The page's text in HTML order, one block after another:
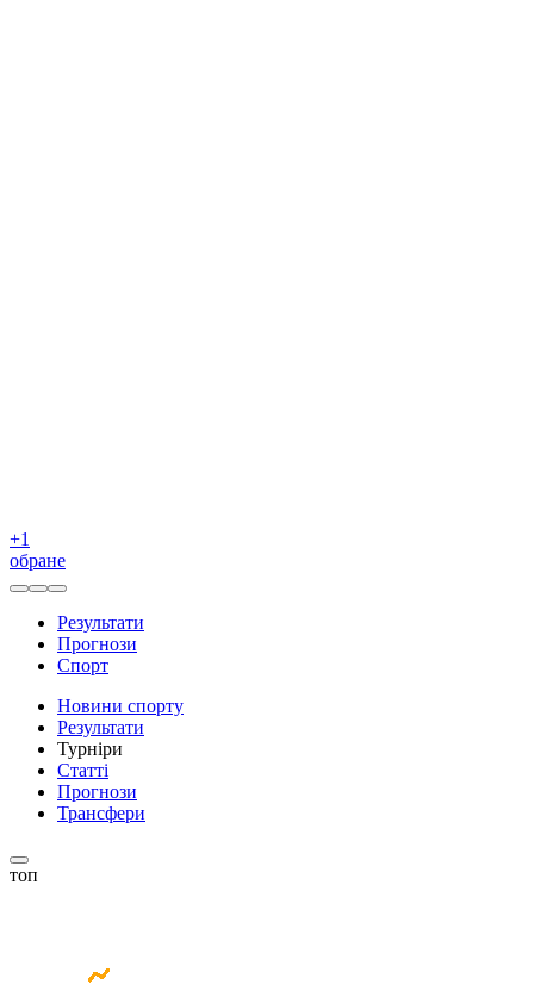
+1
обране
Результати
Прогнози
Спорт
Новини спорту
Результати
Турніри
Статті
Прогнози
Трансфери
топ